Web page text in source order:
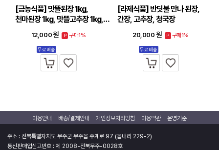
[금농식품] 맛뜰된장 1kg,
천마된장 1kg, 맛뜰고추장 1kg,…
12,000원 P 구매1%
무료배송
[라제식품] 반딧불 만나 된장,
간장, 고추장, 청국장
20,000 원 P 구매1%
무료배송
이용안내 배송/결제안내 개인정보처리방침 이용약관 운영기준
주소 : 전북특별자치도 무주군 무주읍 주계로 97 (읍내리 229-2)
통신판매업신고번호 : 제 2008-전북무주-0028호